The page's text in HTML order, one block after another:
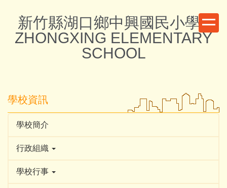
新竹縣湖口鄉中興國民小學 -
ZHONGXING ELEMENTARY
SCHOOL
學校資訊
學校簡介
行政組織
學校行事